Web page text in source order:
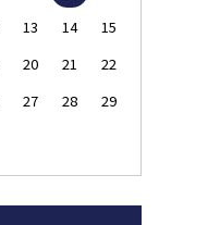
13 14
15
20 21
22
27 28
29